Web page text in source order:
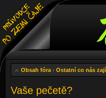
Obsah fóra ‹ Ostatní co nás
Vaše pečetě?